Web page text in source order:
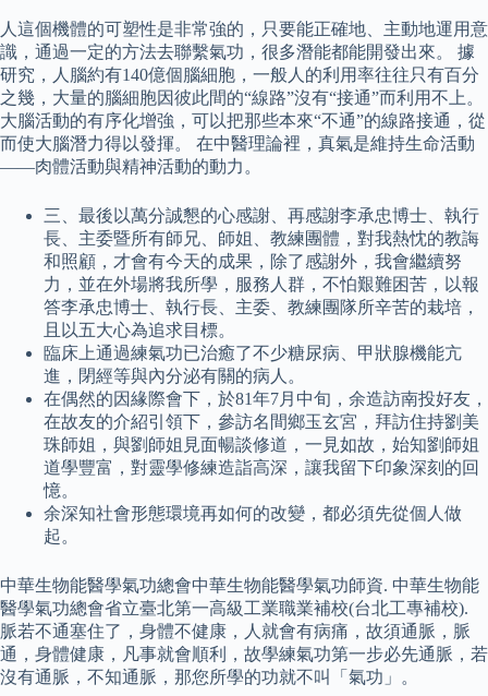
人這個機體的可塑性是非常強的，只要能正確地、主動地運用意
識，通過一定的方法去聯繫氣功，很多潛能都能開發出來。 據
研究，人腦約有140億個腦細胞，一般人的利用率往往只有百分
之幾，大量的腦細胞因彼此間的“線路”沒有“接通”而利用不上。
大腦活動的有序化增強，可以把那些本來“不通”的線路接通，從
而使大腦潛力得以發揮。 在中醫理論裡，真氣是維持生命活動
——肉體活動與精神活動的動力。
三、最後以萬分誠懇的心感謝、再感謝李承忠博士、執行
長、主委暨所有師兄、師姐、教練團體，對我熱忱的教誨
和照顧，才會有今天的成果，除了感謝外，我會繼續努
力，並在外場將我所學，服務人群，不怕艱難困苦，以報
答李承忠博士、執行長、主委、教練團隊所辛苦的栽培，
且以五大心為追求目標。
臨床上通過練氣功已治癒了不少糖尿病、甲狀腺機能亢
進，閉經等與內分泌有關的病人。
在偶然的因緣際會下，於81年7月中旬，余造訪南投好友，
在故友的介紹引領下，參訪名間鄉玉玄宮，拜訪住持劉美
珠師姐，與劉師姐見面暢談修道，一見如故，始知劉師姐
道學豐富，對靈學修練造詣高深，讓我留下印象深刻的回
憶。
余深知社會形態環境再如何的改變，都必須先從個人做
起。
中華生物能醫學氣功總會中華生物能醫學氣功師資. 中華生物能
醫學氣功總會省立臺北第一高級工業職業補校(台北工專補校).
脈若不通塞住了，身體不健康，人就會有病痛，故須通脈，脈
通，身體健康，凡事就會順利，故學練氣功第一步必先通脈，若
沒有通脈，不知通脈，那您所學的功就不叫「氣功」。